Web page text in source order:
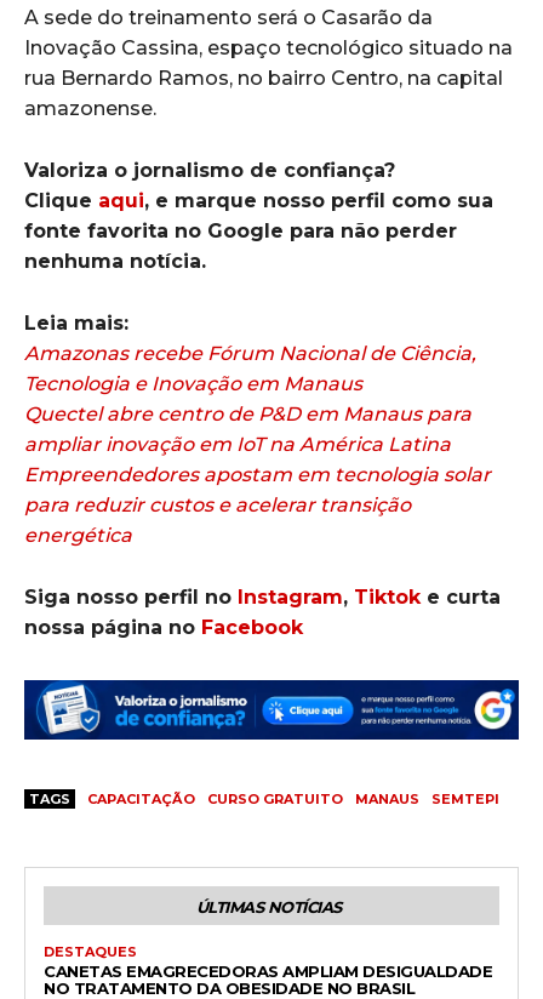
A sede do treinamento será o Casarão da
Inovação Cassina, espaço tecnológico situado na
rua Bernardo Ramos, no bairro Centro, na capital
amazonense.
Valoriza o jornalismo de confiança?
Clique aqui, e marque nosso perfil como sua
fonte favorita no Google para não perder
nenhuma notícia.
Leia mais:
Amazonas recebe Fórum Nacional de Ciência,
Tecnologia e Inovação em Manaus
Quectel abre centro de P&D em Manaus para
ampliar inovação em IoT na América Latina
Empreendedores apostam em tecnologia solar
para reduzir custos e acelerar transição
energética
Siga nosso perfil no Instagram, Tiktoke curta
nossa página no Facebook
TAGS CAPACITAÇÃO CURSO GRATUITO MANAUS SEMTEPI
ÚLTIMAS NOTÍCIAS
DESTAQUES
CANETAS EMAGRECEDORAS AMPLIAM DESIGUALDADE
NO TRATAMENTO DA OBESIDADE NO BRASIL